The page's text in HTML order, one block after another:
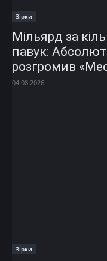
Зірки
Мільярд за
павук:
розгромив
04.08.2026
Зірки